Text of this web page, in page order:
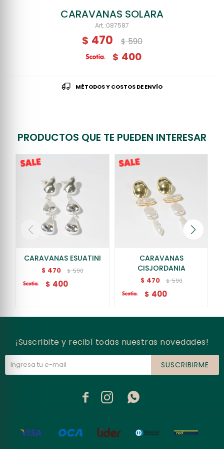
CARAVANAS SOLARA
087587
$ 470 $ 590
$ 400
MÉTODOS Y COSTOS DE ENVÍO
PRODUCTOS QUE TE PUEDEN INTERESAR
CARAVANAS ESUATINI
$ 470 $ 590
$ 400
CARAVANAS
CISJORDANIA
$ 470 $ 590
$ 400
¡Suscribite y recibí todas nuestras novedades!
SUSCRIBIRME
  